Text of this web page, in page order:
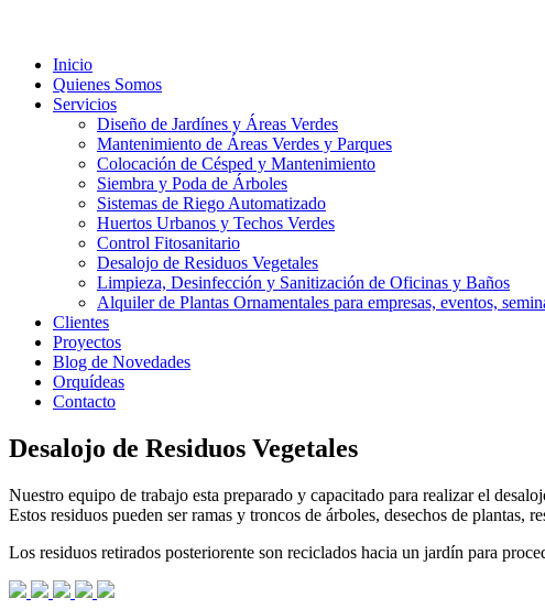
Inicio
Quienes Somos
Servicios
Diseño de Jardínes y Áreas Verdes
Mantenimiento de Áreas Verdes y Parques
Colocación de Césped y Mantenimiento
Siembra y Poda de Árboles
Sistemas de Riego Automatizado
Huertos Urbanos y Techos Verdes
Control Fitosanitario
Desalojo de Residuos Vegetales
Limpieza, Desinfección y Sanitización de Oficinas y Baños
Alquiler de Plantas Ornamentales para empresas, eventos,
Clientes
Proyectos
Blog de Novedades
Orquídeas
Contacto
Desalojo de Residuos Vegetales
Nuestro equipo de trabajo esta preparado y capacitado para realizar el
Estos residuos pueden ser ramas y troncos de árboles, desechos de plantas,
Los residuos retirados posteriorente son reciclados hacia un jardín para